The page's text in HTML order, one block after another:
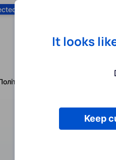
you are using
конфіденційності
It looks
Keep